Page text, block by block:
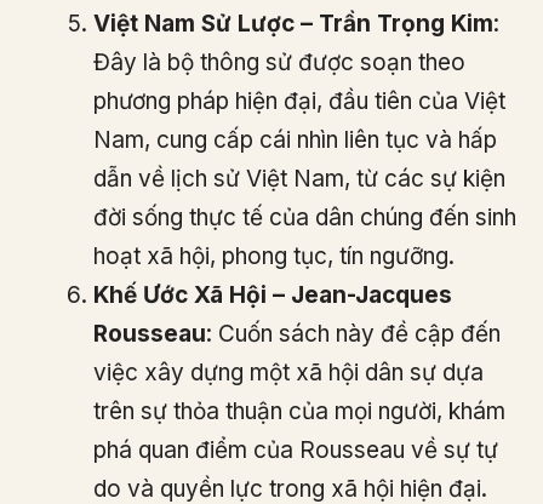
Việt Nam Sử Lược – Trần Trọng Kim:
Đây là bộ thông sử được soạn theo
phương pháp hiện đại, đầu tiên của Việt
Nam, cung cấp cái nhìn liên tục và hấp
dẫn về lịch sử Việt Nam, từ các sự kiện
đời sống thực tế của dân chúng đến sinh
hoạt xã hội, phong tục, tín ngưỡng​​.
Khế Ước Xã Hội – Jean-Jacques
Rousseau: Cuốn sách này đề cập đến
việc xây dựng một xã hội dân sự dựa
trên sự thỏa thuận của mọi người, khám
phá quan điểm của Rousseau về sự tự
do và quyền lực trong xã hội hiện đại​​.